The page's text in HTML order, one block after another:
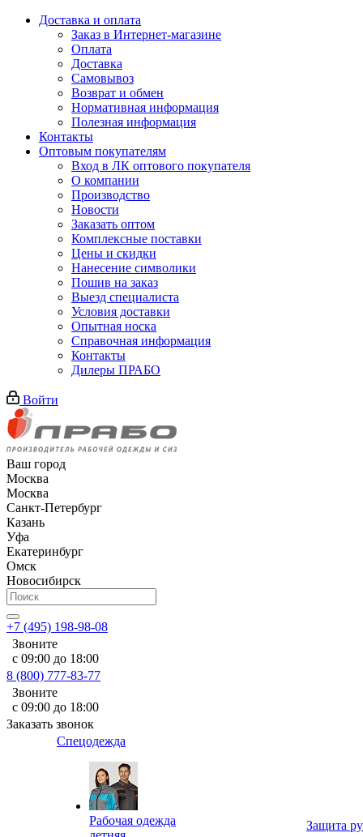
Доставка и оплата
Заказ в Интернет-магазине
Оплата
Доставка
Самовывоз
Возврат и обмен
Нормативная информация
Полезная информация
Контакты
Оптовым покупателям
Вход в ЛК оптового покупателя
О компании
Производство
Новости
Заказать оптом
Комплексные поставки
Цены и скидки
Нанесение символики
Пошив на заказ
Выезд специалиста
Условия доставки
Опытная носка
Справочная информация
Контакты
Дилеры ПРАБО
Войти
Ваш город
Москва
Москва
Санкт-Петербург
Казань
Уфа
Екатеринбург
Омск
Новосибирск
+7 (495) 198-98-08
Звоните
с 09:00 до 18:00
8 (800) 777-83-77
Звоните
с 09:00 до 18:00
Заказать звонок
Спецодежда
Рабочая одежда
Защита